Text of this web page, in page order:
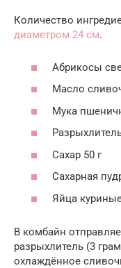
Количество
диаметром 24 см.
Абрикосы
Масло
Мука
Сахар 50 г
Сахарная
Яйца
В комбайн
разрыхлитель (3
охлаждённое